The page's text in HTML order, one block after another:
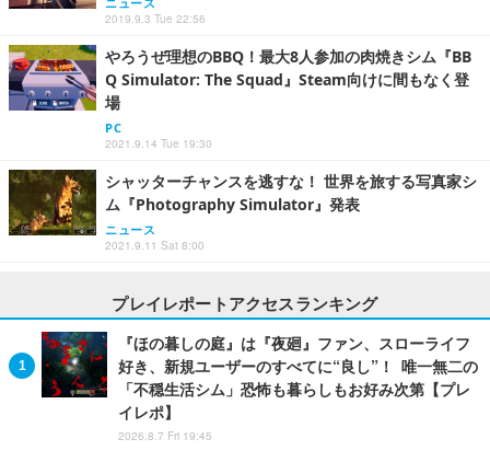
2019.9.3 Tue 22:56
やろうぜ理想のBBQ！最大8人参加の肉焼きシム『BB
Q Simulator: The Squad』Steam向けに間もなく登
場
PC
2021.9.14 Tue 19:30
シャッターチャンスを逃すな！ 世界を旅する写真家シ
ム『Photography Simulator』発表
ニュース
2021.9.11 Sat 8:00
プレイレポートアクセスランキング
『ほの暮しの庭』は『夜廻』ファン、スローライフ
好き、新規ユーザーのすべてに“良し”！ 唯一無二の
「不穏生活シム」恐怖も暮らしもお好み次第【プレ
イレポ】
2026.8.7 Fri 19:45